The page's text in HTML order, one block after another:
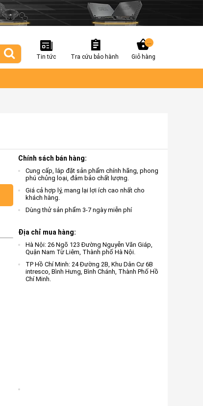
Tin tức Tra cứu bảo hành Giỏ hàng
Chính sách bán hàng:
Cung cấp, lắp đặt sản phẩm chính hãng, phong
phú chủng loại, đảm bảo chất lượng.
Giá cả hợp lý, mang lại lợi ích cao nhất cho
khách hàng.
Dùng thử sản phẩm 3-7 ngày miễn phí
Địa chỉ mua hàng:
Hà Nội: 26 Ngõ 123 Đường Nguyễn Văn Giáp,
Quận Nam Từ Liêm, Thành phố Hà Nội.
TP Hồ Chí Minh: 24 Đường 2B, Khu Dân Cư 6B
intresco, Bình Hưng, Bình Chánh, Thành Phố Hồ
Chí Minh.